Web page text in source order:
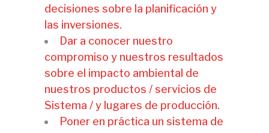
decisiones sobre la planificación y
las inversiones.
Dar a conocer nuestro
compromiso y nuestros resultados
sobre el impacto ambiental de
nuestros productos / servicios de
Sistema / y lugares de producción.
Poner en práctica un sistema de